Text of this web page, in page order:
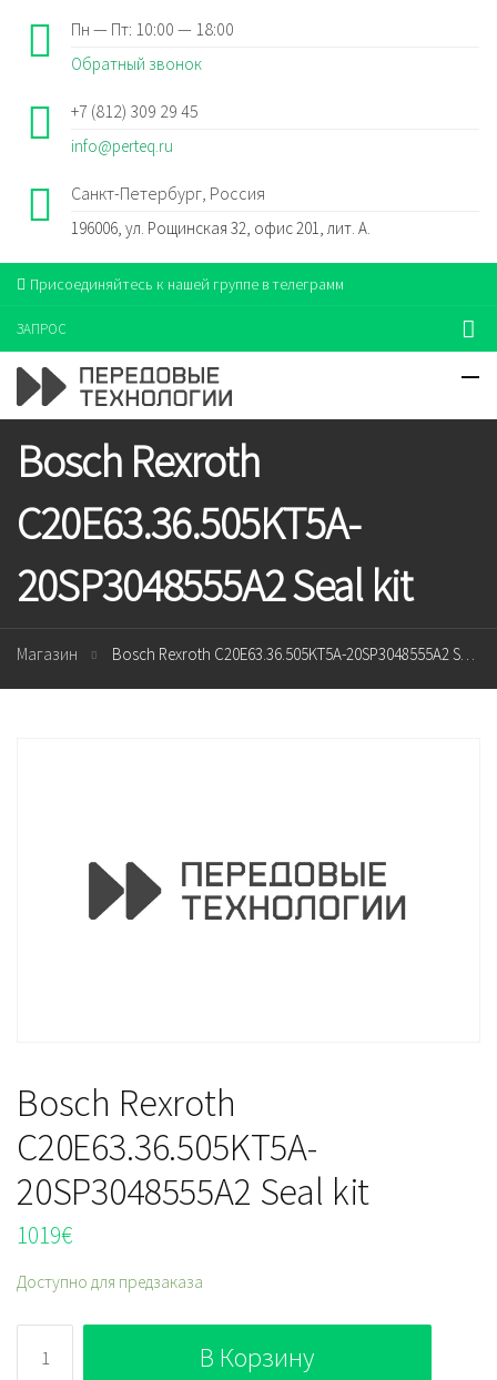
Пн — Пт: 10:00 — 18:00
Обратный звонок
+7 (812) 309 29 45
info@perteq.ru
Санкт-Петербург, Россия
196006, ул. Рощинская 32, офис 201, лит. А.
Присоединяйтесь к нашей группе в телеграмм
ЗАПРОС
Bosch Rexroth
C20E63.36.505KT5A-
20SP3048555A2 Seal kit
Магазин Bosch Rexroth C20E63.36.505KT5A-20SP3048555A2 Seal kit
Bosch Rexroth
C20E63.36.505KT5A-
20SP3048555A2 Seal kit
1019€
Доступно для предзаказа
Bosch
В Корзину